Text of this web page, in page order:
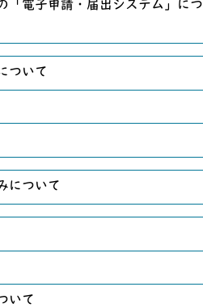
「電子申請・届出システム」につ
ついて
について
いて